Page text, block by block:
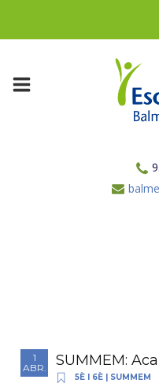
1
ABR.
SUMMEM:
5È I 6È | SUMMEM